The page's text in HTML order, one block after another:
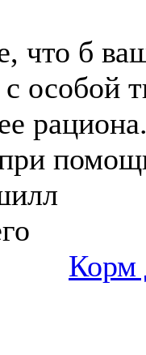
что б
особой
Корм